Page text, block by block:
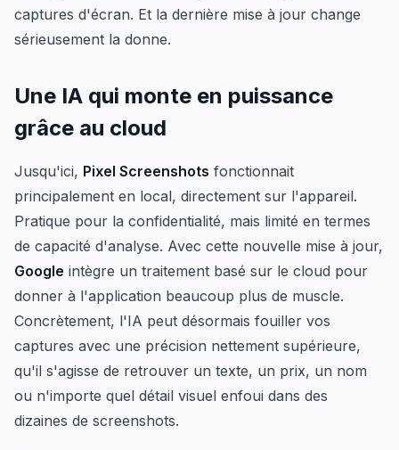
captures d'écran. Et la dernière mise à jour change
sérieusement la donne.
Une IA qui monte en puissance
grâce au cloud
Jusqu'ici, Pixel Screenshots fonctionnait
principalement en local, directement sur l'appareil.
Pratique pour la confidentialité, mais limité en termes
de capacité d'analyse. Avec cette nouvelle mise à jour,
Google intègre un traitement basé sur le cloud pour
donner à l'application beaucoup plus de muscle.
Concrètement, l'IA peut désormais fouiller vos
captures avec une précision nettement supérieure,
qu'il s'agisse de retrouver un texte, un prix, un nom
ou n'importe quel détail visuel enfoui dans des
dizaines de screenshots.